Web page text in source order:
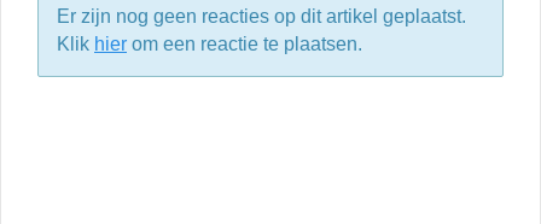
Er zijn nog geen reacties op dit artikel geplaatst.
Klik hier om een reactie te plaatsen.